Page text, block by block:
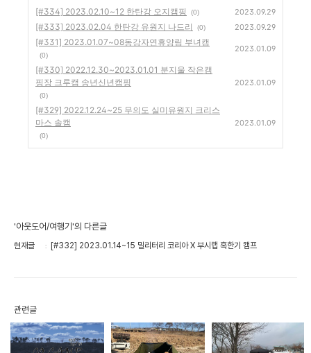
[#334] 2023.02.10~12 한탄강 오지캠핑 (0) 2023.09.29
[#333] 2023.02.04 한탄강 유원지 나드리 (0) 2023.09.29
[#331] 2023.01.07~08동강자연휴양림 부녀캠
(0)
2023.01.09
[#330] 2022.12.30~2023.01.01 분지울 작은캠
핑장 크루캠 송년신년캠핑
(0)
2023.01.09
[#329] 2022.12.24~25 무의도 실미유원지 크리스
마스 솔캠
(0)
2023.01.09
'아웃도어/여행기'의 다른글
현재글 [#332] 2023.01.14~15 밀리터리 코리아 X 부시랩 혹한기 캠프
관련글